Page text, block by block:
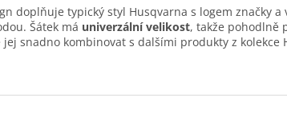
doplňuje typický styl Husqvarna s logem značky
Šátek má univerzální velikost, takže pohodlně
jej snadno kombinovat s dalšími produkty z kolekce